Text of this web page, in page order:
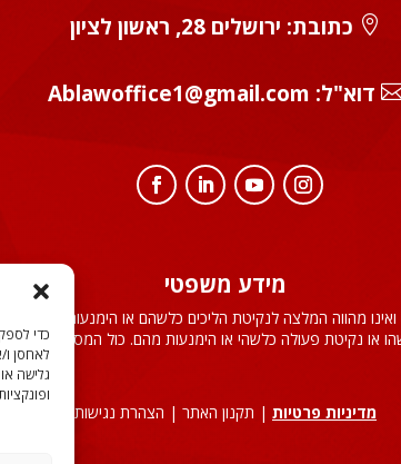
לאחסן
גלישה

Ablawoffice1@gmail.com
מידע משפטי
מהווה המלצה לנקיטת הליכים כלשהם או הימנעות מהם.
או נקיטת פעולה כלשהי או הימנעות מהם. כול המסתמך על
מדיניות פרטיות | תקנון האתר | הצהרת נגישות